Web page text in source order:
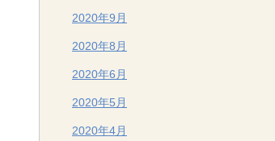
2020年9月
2020年8月
2020年6月
2020年5月
2020年4月